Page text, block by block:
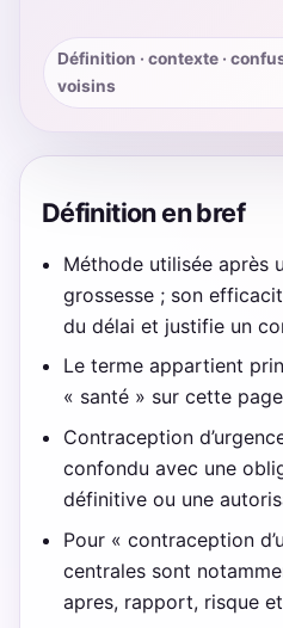
Définition · contexte ·
voisins
Définition en bref
Méthode utilisée après
grossesse ; son
du délai et justifie un
Le terme appartient
« santé » sur cette
Contraception
confondu avec une
définitive ou une
Pour « contraception
centrales sont
apres, rapport, risque